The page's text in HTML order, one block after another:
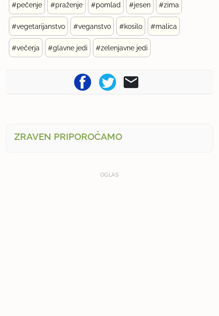
#pečenje #praženje #pomlad #jesen #zima
#vegetarijanstvo #veganstvo #kosilo #malica
#večerja #glavne jedi #zelenjavne jedi
ZRAVEN PRIPOROČAMO
OGLAS